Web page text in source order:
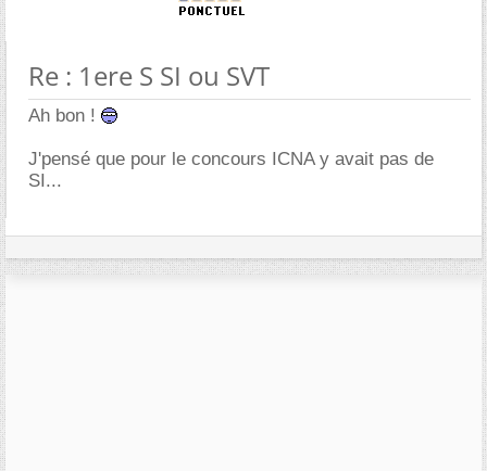
Re : 1ere S SI ou SVT
Ah bon !
J'pensé que pour le concours ICNA y avait pas de
SI...